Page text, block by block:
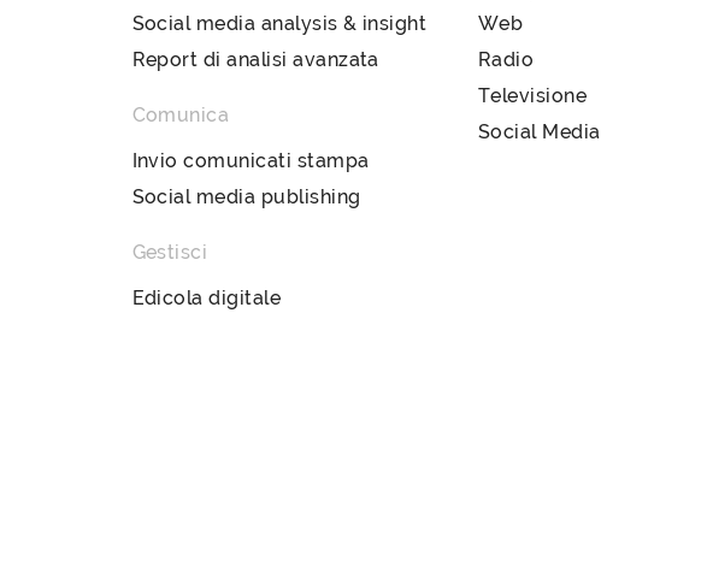
Social media analysis & insight
Report di analisi avanzata
Comunica
Invio comunicati stampa
Social media publishing
Gestisci
Edicola digitale
Web
Radio
Televisione
Social Media